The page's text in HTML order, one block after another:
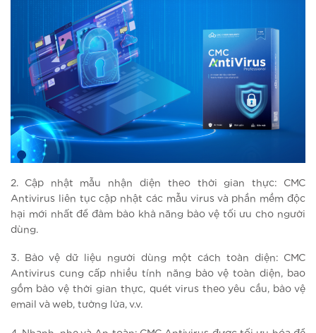
2. Cập nhật mẫu nhận diện theo thời gian thực: CMC
Antivirus liên tục cập nhật các mẫu virus và phần mềm độc
hại mới nhất để đảm bảo khả năng bảo vệ tối ưu cho người
dùng.
3. Bảo vệ dữ liệu người dùng một cách toàn diện: CMC
Antivirus cung cấp nhiều tính năng bảo vệ toàn diện, bao
gồm bảo vệ thời gian thực, quét virus theo yêu cầu, bảo vệ
email và web, tường lửa, v.v.